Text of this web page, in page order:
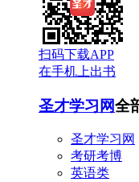
扫码下载APP
在手机上出书
圣才学习网全
圣才学习网
考研考博
英语类